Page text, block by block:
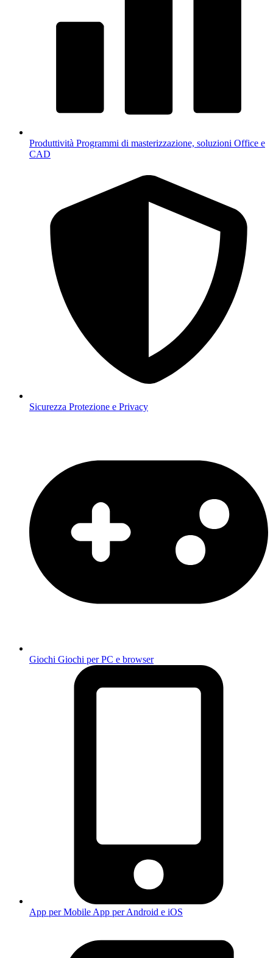
Produttività Programmi di masterizzazione, soluzioni Office e
CAD
Sicurezza Protezione e Privacy
Giochi Giochi per PC e browser
App per Mobile App per Android e iOS